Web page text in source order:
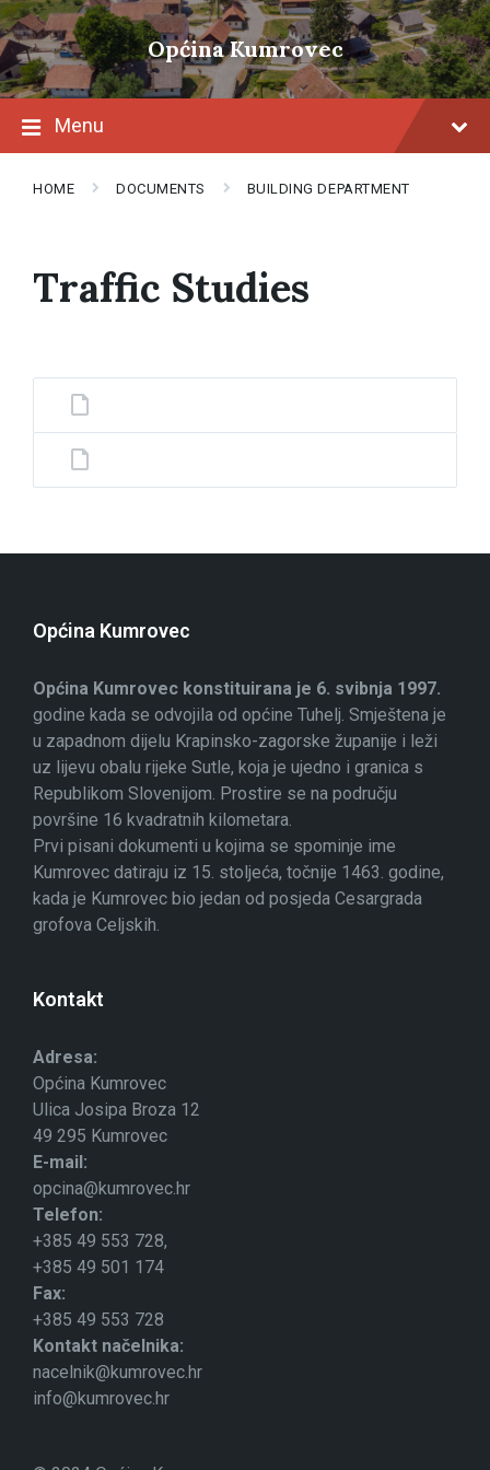
Skip
to
content
Skip
to
main
navigation
Skip
to
footer
Općina Kumrovec
Menu
HOME DOCUMENTS BUILDING DEPARTMENT
Traffic Studies
Općina Kumrovec
Općina Kumrovec konstituirana je 6. svibnja 1997.
godine kada se odvojila od općine Tuhelj. Smještena je
u zapadnom dijelu Krapinsko-zagorske županije i leži
uz lijevu obalu rijeke Sutle, koja je ujedno i granica s
Republikom Slovenijom. Prostire se na području
površine 16 kvadratnih kilometara.
Prvi pisani dokumenti u kojima se spominje ime
Kumrovec datiraju iz 15. stoljeća, točnije 1463. godine,
kada je Kumrovec bio jedan od posjeda Cesargrada
grofova Celjskih.
Kontakt
Adresa:
Općina Kumrovec
Ulica Josipa Broza 12
49 295 Kumrovec
E-mail:
opcina@kumrovec.hr
Telefon:
+385 49 553 728,
+385 49 501 174
Fax:
+385 49 553 728
Kontakt načelnika:
nacelnik@kumrovec.hr
info@kumrovec.hr